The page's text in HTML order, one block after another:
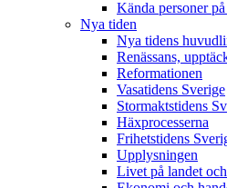
Kända personer
Nya tiden
Nya tidens
Renässans,
Reformationen
Vasatidens Sverige
Stormaktstidens
Häxprocesserna
Frihetstidens
Upplysningen
Livet på landet